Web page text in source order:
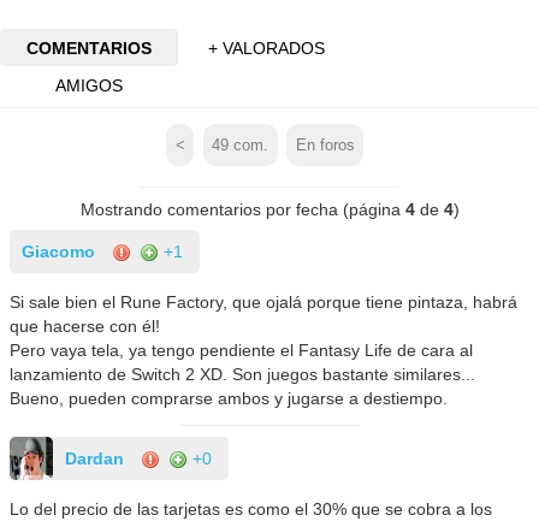
COMENTARIOS
+ VALORADOS
AMIGOS
< 49 com. En foros
Mostrando comentarios por fecha (página 4de 4)
Giacomo +1
Si sale bien el Rune Factory, que ojalá porque tiene pintaza, habrá
que hacerse con él!
Pero vaya tela, ya tengo pendiente el Fantasy Life de cara al
lanzamiento de Switch 2 XD. Son juegos bastante similares...
Bueno, pueden comprarse ambos y jugarse a destiempo.
Dardan +0
Lo del precio de las tarjetas es como el 30% que se cobra a los